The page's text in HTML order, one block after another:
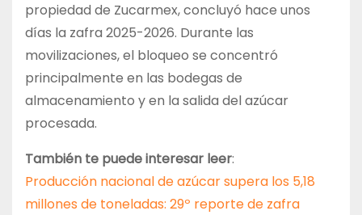
propiedad de Zucarmex, concluyó hace unos
días la zafra 2025-2026. Durante las
movilizaciones, el bloqueo se concentró
principalmente en las bodegas de
almacenamiento y en la salida del azúcar
procesada.
También te puede interesar leer:
Producción nacional de azúcar supera los 5,18
millones de toneladas: 29º reporte de zafra